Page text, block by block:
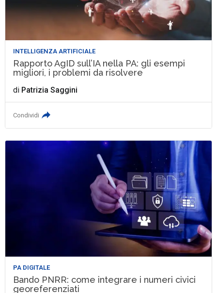
INTELLIGENZA ARTIFICIALE
Rapporto AgID sull’IA nella PA: gli esempi
migliori, i problemi da risolvere
di Patrizia Saggini
Condividi
PA DIGITALE
Bando PNRR: come integrare i numeri civici
georeferenziati